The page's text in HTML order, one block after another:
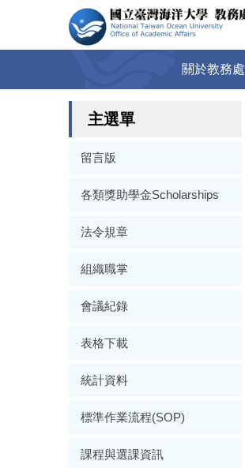
關於教務處
主選單
留言版
各類獎助學金Scholarships
法令規章
組織職掌
會議紀錄
表格下載
統計資料
標準作業流程(SOP)
課程與選課資訊